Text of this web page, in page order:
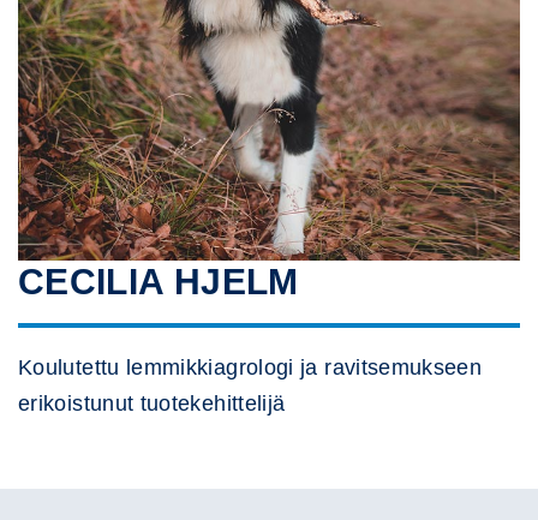
CECILIA HJELM
Koulutettu lemmikkiagrologi ja ravitsemukseen
erikoistunut tuotekehittelijä